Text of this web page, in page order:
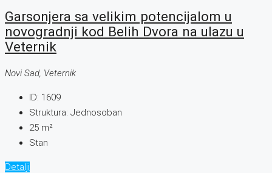
Garsonjera sa velikim potencijalom u
novogradnji kod Belih Dvora na ulazu u
Veternik
Novi Sad, Veternik
ID: 1609
Struktura: Jednosoban
25 m²
Stan
Detalji